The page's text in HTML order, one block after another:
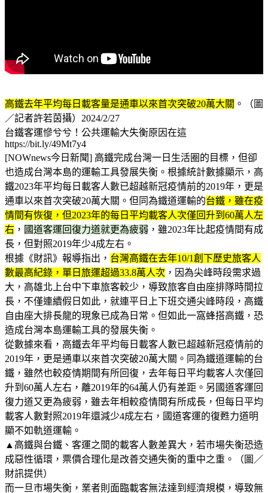
高鐵去年平均每日載客量是通車以來首次突破20萬大關 。（圖
／記者許若茵攝）2024/2/27
台鐵客運慘兮兮！公共運輸大失衡原因在這
https://bit.ly/49Mt7y4
[NOWnews今日新聞] 高鐵完成台灣一日生活圈的目標，但卻
也造成台灣本島的運輸工具發展失衡。根據統計數據顯示，高
鐵2023年平均每日載客人數已超越新冠疫情前的2019年，更是
通車以來首次突破20萬大關。但同為鐵道運輸的台鐵，雖在疫
情間有恢復，但2023年的每日平均載客人次僅回升到60萬人左
右 ， 國道客運回復力道就更為疲弱 ，雖2023年比起疫情間有成
長，但對照2019年少4成左右。
根據《財訊》報導指出， 台灣高鐵在去年10/1創下歷史旅客人
數最高紀錄，單日旅運超過33.8萬人次 ，因為尖峰時段需求過
大，高雄北上台中下車旅客較少，導致旅客自由座排隊時間拉
長，不僅連續假日如此，就連平日上下班交通尖峰時段，高鐵
自由座大排長龍的現象已成為日常。但如此一窩蜂搭高鐵，恐
造成台灣本島運輸工具的發展失衡。
從數據來看，高鐵去年平均每日載客人數已超越新冠疫情前的
2019年，更是通車以來首次突破20萬大關。同為鐵道運輸的台
鐵，雖然也較疫情期間有所回復，去年每日平均載客人次僅回
升到60萬人左右，離2019年的64萬人仍有差距。另國道客運回
復力道又更為疲弱，雖去年相較疫情間有所成長，但每日平均
載客人數對照2019年還減少4成左右，國道客運的復甦力道明
顯不如軌道運輸。
▲高鐵與台鐵、客運之間的載客人數差異大，若市場失衡恐造
成惡性循環，票價合理化是改善交通失衡的重中之重。（圖／
財訊提供）
而一旦市場失衡，業者則面臨載客無法達到經濟規模，導致無